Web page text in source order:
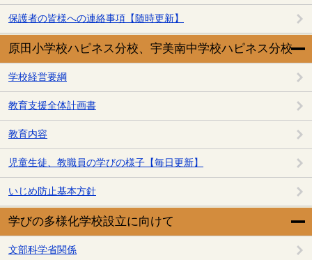
保護者の皆様への連絡事項【随時更新】
原田小学校ハピネス分校、宇美南中学校ハピネス分校
学校経営要綱
教育支援全体計画書
教育内容
児童生徒、教職員の学びの様子【毎日更新】
いじめ防止基本方針
学びの多様化学校設立に向けて
文部科学省関係